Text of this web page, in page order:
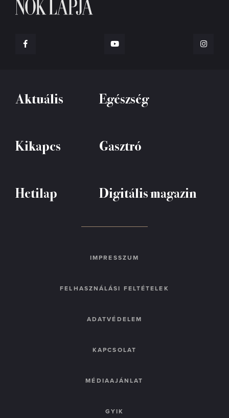
Aktuális Egészség
Kikapcs Gasztró
Hetilap Digitális magazin
IMPRESSZUM
FELHASZNÁLÁSI FELTÉTELEK
ADATVÉDELEM
KAPCSOLAT
MÉDIAAJÁNLAT
GYIK